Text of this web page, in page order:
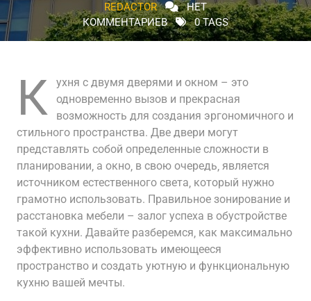
REDACTOR
НЕТ
КОММЕНТАРИЕВ
0 TAGS
К
ухня с двумя дверями и окном – это
одновременно вызов и прекрасная
возможность для создания эргономичного и
стильного пространства. Две двери могут
представлять собой определенные сложности в
планировании‚ а окно‚ в свою очередь‚ является
источником естественного света‚ который нужно
грамотно использовать. Правильное зонирование и
расстановка мебели – залог успеха в обустройстве
такой кухни. Давайте разберемся‚ как максимально
эффективно использовать имеющееся
пространство и создать уютную и функциональную
кухню вашей мечты.